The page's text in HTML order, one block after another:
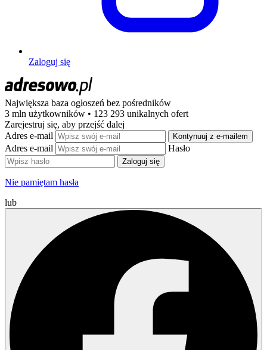
Zaloguj się
Największa baza ogłoszeń bez pośredników
3 mln użytkowników • 123 293 unikalnych ofert
Zarejestruj się, aby przejść dalej
Adres e-mail
Kontynuuj z e-mailem
Adres e-mail Hasło
Zaloguj się
Nie pamiętam hasła
lub